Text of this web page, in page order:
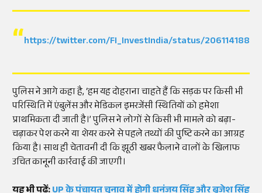
https://twitter.com/FI_InvestIndia/status/
पुलिस ने आगे कहा है, ‘हम यह दोहराना चाहते हैं कि सड़क पर किसी भी
परिस्थिति में एंबुलेंस और मेडिकल इमरजेंसी स्थितियों को हमेशा
प्राथमिकता दी जाती है।’ पुलिस ने लोगों से किसी भी मामले को बढ़ा-
चढ़ाकर पेश करने या शेयर करने से पहले तथ्यों की पुष्टि करने का आग्रह
किया है। साथ ही चेतावनी दी कि झूठी खबर फैलाने वालों के खिलाफ
उचित कानूनी कार्रवाई की जाएगी।